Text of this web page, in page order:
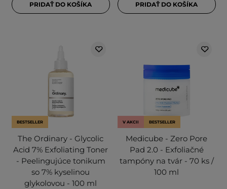
PRIDAŤ DO KOŠÍKA PRIDAŤ DO KOŠÍKA
BESTSELLER
The Ordinary - Glycolic
Acid 7% Exfoliating Toner
- Peelingujúce tonikum
so 7% kyselinou
glykolovou - 100 ml
V AKCII BESTSELLER
Medicube - Zero Pore
Pad 2.0 - Exfoliačné
tampóny na tvár - 70 ks /
100 ml